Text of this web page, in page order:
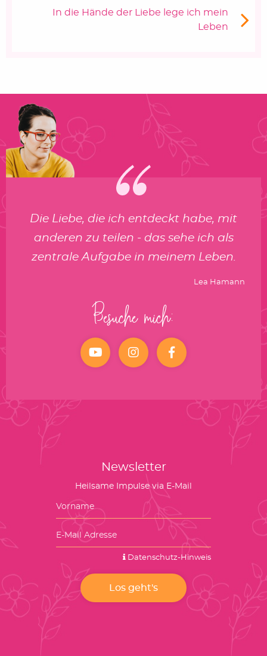
Nächster Beitrag
In die Hände der Liebe lege ich mein
Leben
Die Liebe, die ich entdeckt habe, mit
anderen zu teilen - das sehe ich als
zentrale Aufgabe in meinem Leben.
Lea Hamann
Besuche mich:
YouTube Instagramfacebook
Newsletter
Heilsame Impulse via E-Mail
Datenschutz-Hinweis